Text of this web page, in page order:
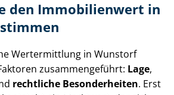
den Immobilienwert in
Wertermittlung in Wunstorf
zusammengeführt: Lage,
rechtliche Besonderheiten. Erst